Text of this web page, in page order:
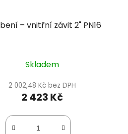
– vnitřní závit 2" PN16
Skladem
2 002,48 Kč bez DPH
2 423 Kč